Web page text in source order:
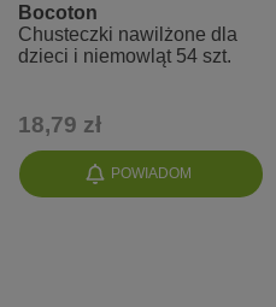
POWIADOM
Bocoton
Chusteczki nawilżone dla
dzieci i niemowląt 54 szt.
18,79 zł